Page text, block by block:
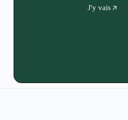
J'y vais